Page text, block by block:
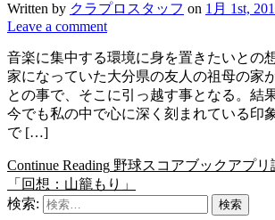
Written by クラプロスタッフ on 1月 1st,
Leave a comment
音楽に集中する環境に身を置きたいとの
家になっていた大分県の友人の祖母の家
との事で、そこに引っ越す事となる。結
今でも私の中で心に深く刻まれている印
で […]
Continue Reading 野球スコアブックアプ
「回想：山籠もり」
検索: